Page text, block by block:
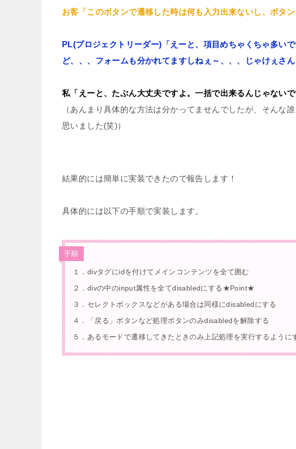
お客「このボタンで遷移した時は何も入力出来ないし、ボタ
PL(プロジェクトリーダー)「えーと、項目めちゃくちゃ多い
ど、、、フォームも分かれてますしねぇ～、、、じゃけぇさん
私「えーと、たぶん大丈夫ですよ。一括で出来るんじゃないで
（あんまり具体的な方法は分かってませんでしたが、そんな
思いました(笑)）
結果的には簡単に実装できたので報告します！
具体的には以下の手順で実装します。
手順
１．divタグにidを付けてメインコンテンツを全て囲む
２．divの中のinput属性を全てdisabledにする★Point★
３．セレクトボックスなどがある場合は同様にdisabledにする
４．「戻る」ボタンなど処理ボタンのみdisabledを解除する
５．あるモードで遷移してきたときのみ上記処理を実行するように